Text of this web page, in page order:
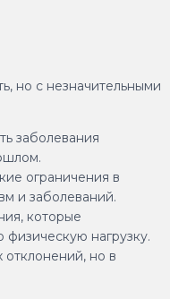
но с незначительными
заболевания
ограничения в
и заболеваний.
которые
нагрузку.
но в